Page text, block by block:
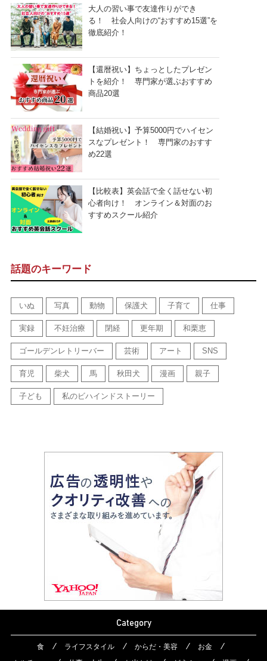
大人の習い事で友達作りができ
る！ 社会人向けの“おすすめ15選”を
徹底紹介！
【還暦祝い】ちょっとしたプレゼン
トを紹介！ 専門家が選ぶおすすめ
商品20選
【結婚祝い】予算5000円でハイセン
スなプレゼント！ 専門家のおすす
め22選
【比較表】英会話で全く話せない初
心者向け！ オンライン＆対面のお
すすめスクール紹介
話題のキーワード
いぬ 写真 動物 保護犬 子育て 仕事
実録 不妊治療 閉経 更年期 和栗恵
ゴールデンレトリーバー 芸術 アート SNS
育児 柴犬 馬 秋田犬 漫画 親子
子ども 私のビハインドストーリー
Category
食 ライフスタイル からだ・美容
お金